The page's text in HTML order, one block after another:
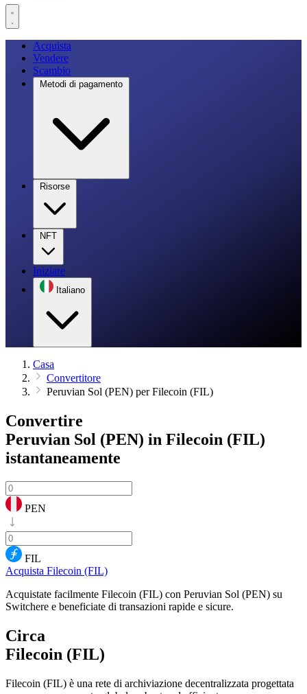
Acquista
Vendere
Scambio
Metodi di pagamento
Risorse
NFT
Iniziare
Italiano
Casa
Convertitore
Peruvian Sol (PEN) per Filecoin (FIL)
Convertire
Peruvian Sol (PEN) in Filecoin (FIL)
istantaneamente
PEN
FIL
Acquista Filecoin (FIL)
Acquistate facilmente Filecoin (FIL) con Peruvian Sol (PEN) su
Switchere e beneficiate di transazioni rapide e sicure.
Circa
Filecoin (FIL)
Filecoin (FIL) è una rete di archiviazione decentralizzata progettata